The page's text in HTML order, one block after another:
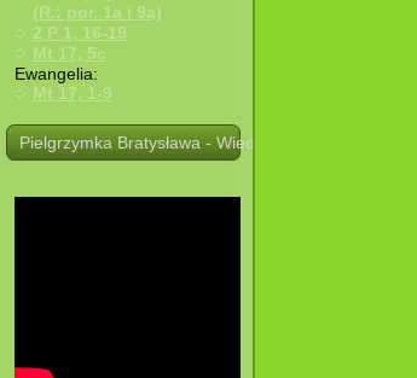
(R.: por. 1a i 9a)
2 P 1, 16-19
Mt 17, 5c
Ewangelia:
Mt 17, 1-9
Pielgrzymka Bratysława - Wiedeń. 19 -21.08.2025 r.